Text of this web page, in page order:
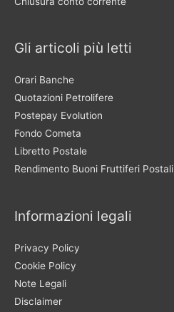
Gli articoli più letti
Orari Banche
Quotazioni Petrolifere
Postepay Evolution
Fondo Cometa
Libretto Postale
Rendimento Buoni Fruttiferi Postali
Informazioni legali
Privacy Policy
Cookie Policy
Note Legali
Disclaimer